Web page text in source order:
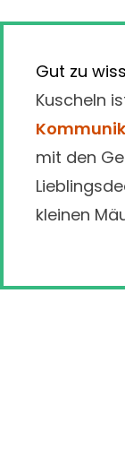
Gut zu
Kuscheln
mit den
kleinen